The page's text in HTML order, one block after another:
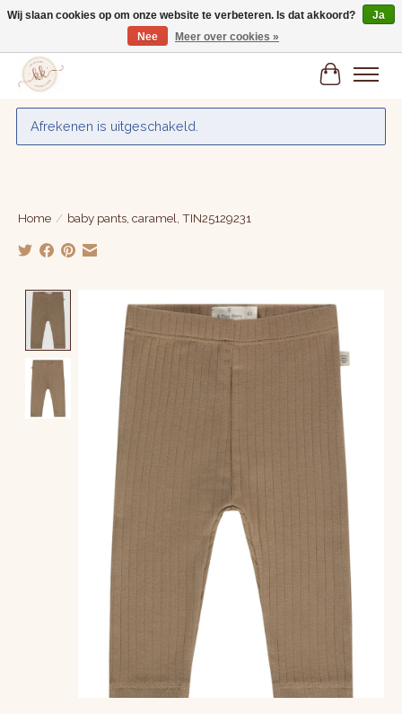
Gratis verzenden vanaf € 75,-
Afrekenen is uitgeschakeld.
Home / baby pants, caramel, TIN25129231
Wij slaan cookies op om onze website te verbeteren. Is dat akkoord?
Ja
Nee
Meer over cookies »